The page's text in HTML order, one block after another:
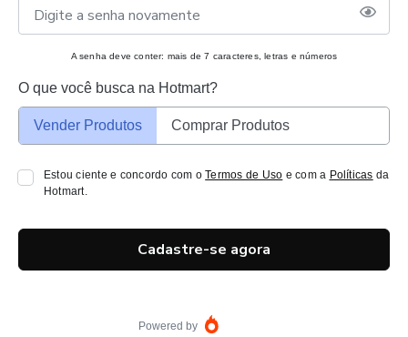
A senha deve conter: mais de 7 caracteres, letras e números
O que você busca na Hotmart?
Vender Produtos Comprar Produtos
Estou ciente e concordo com oTermos de Uso e com a Políticas da
Hotmart.
Cadastre-se agora
Powered by